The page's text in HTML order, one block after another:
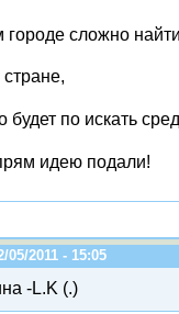
сложно
будет по искать
идею подали!
05/2011 - 15:05
-L.K (.)